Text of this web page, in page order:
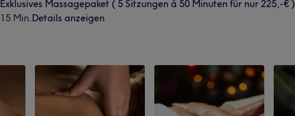
Exklusives Massagepaket ( 5 Sitzungen á 50 Minuten für nur 225,-€ )
15 Min.Details anzeigen